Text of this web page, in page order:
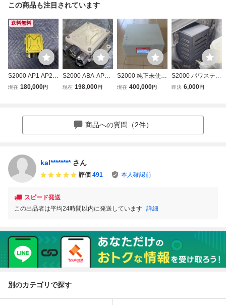
この商品も注目されています
送料無料
S2000 AP1 AP2
パワステ コンピュ
現在 180,000円
S2000 ABA-AP2
純正 パワステコン
現在 198,000円
S2000 純正未使用
EPS 39980-S2A-0
ユニット パワステ
コンピューター
現在 400,000円
S2000 パワステコ
ンピュータ カバー
即決 6,000円
商品への質問（2件）
kal******** さん
評価 491 本人確認前
スピード発送
この出品者は平均24時間以内に発送しています 詳細
別のカテゴリで探す